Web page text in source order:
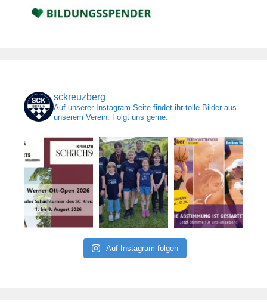
sckreuzberg
Auf unserer Instagram-Seite findet ihr tolle Bilder aus
unserem Verein. Folgt uns gerne.
Auf Instagram folgen